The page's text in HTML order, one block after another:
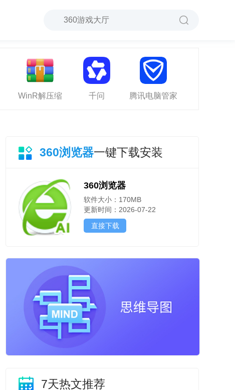
WinR解压缩 千问 腾讯电脑管家
360浏览器一键下载安装
360浏览器
软件大小：170MB
更新时间：2026-07-22
直接下载
7天热文推荐